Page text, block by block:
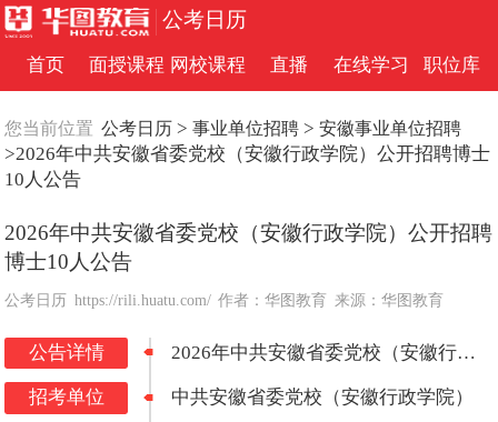
公考日历
首页 面授课程 网校课程 直播 在线学习 职位库
您当前位置 公考日历> 事业单位招聘> 安徽事业单位招聘
>2026年中共安徽省委党校（安徽行政学院）公开招聘博士
10人公告
2026年中共安徽省委党校（安徽行政学院）公开招聘
博士10人公告
公考日历 https://rili.huatu.com/ 作者：华图教育 来源：华图教育
公告详情
招考单位
2026年中共安徽省委党校（安徽行政学院）公开招聘博士10人公告
中共安徽省委党校（安徽行政学院）